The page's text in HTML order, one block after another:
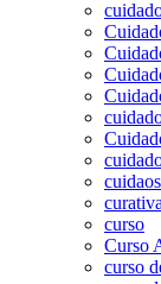
curativa
curso
Curso
curso